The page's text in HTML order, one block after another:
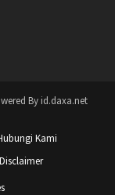
By id.daxa.net
Kami
Disclaimer